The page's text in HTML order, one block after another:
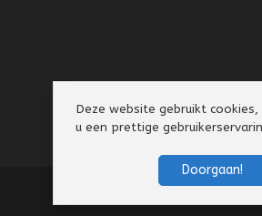
Deze website gebruikt cookies,
u een prettige
Doorgaan!